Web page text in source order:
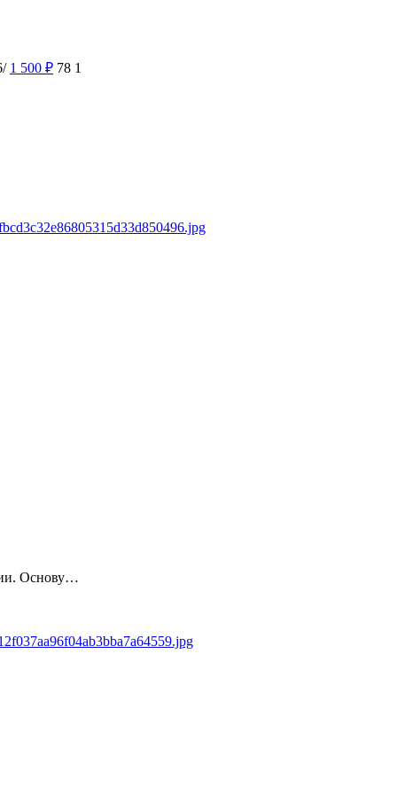
1 500 ₽ 78 1
Основу…